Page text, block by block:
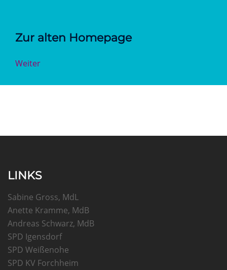
Zur alten Homepage
Weiter
LINKS
Sabine Gross, MdL
Anette Kramme, MdB
Andreas Schwarz, MdB
SPD Igensdorf
SPD Weißenohe
SPD KV Forchheim